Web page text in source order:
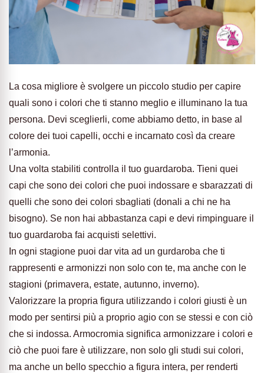
La cosa migliore è svolgere un piccolo studio per capire
quali sono i colori che ti stanno meglio e illuminano la tua
persona. Devi sceglierli, come abbiamo detto, in base al
colore dei tuoi capelli, occhi e incarnato così da creare
l’armonia.
Una volta stabiliti controlla il tuo guardaroba. Tieni quei
capi che sono dei colori che puoi indossare e sbarazzati di
quelli che sono dei colori sbagliati (donali a chi ne ha
bisogno). Se non hai abbastanza capi e devi rimpinguare il
tuo guardaroba fai acquisti selettivi.
In ogni stagione puoi dar vita ad un gurdaroba che ti
rappresenti e armonizzi non solo con te, ma anche con le
stagioni (primavera, estate, autunno, inverno).
Valorizzare la propria figura utilizzando i colori giusti è un
modo per sentirsi più a proprio agio con se stessi e con ciò
che si indossa. Armocromia significa armonizzare i colori e
ciò che puoi fare è utilizzare, non solo gli studi sui colori,
ma anche un bello specchio a figura intera, per renderti